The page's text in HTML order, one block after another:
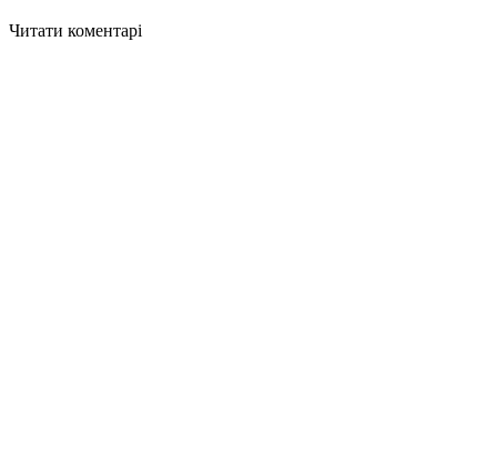
Читати коментарі